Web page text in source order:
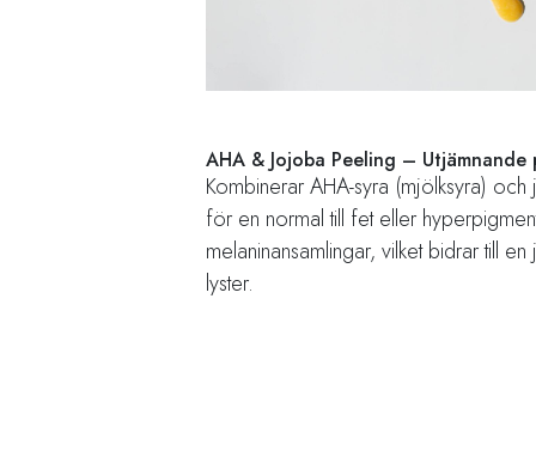
AHA & Jojoba Peeling –
Kombinerar AHA-syra (mjölksyra)
för en normal till fet eller
melaninansamlingar, vilket bidrar till
lyster.